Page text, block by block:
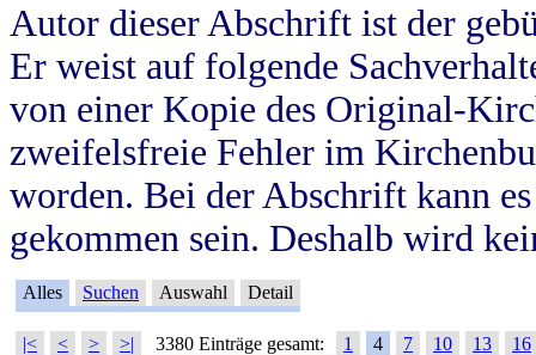
Autor dieser Abschrift ist der
Er weist auf folgende
von einer Kopie des Original-
zweifelsfreie Fehler im
worden. Bei der Abschrift kann
gekommen sein. Deshalb wird
Alles Suchen Auswahl Detail
|< < > >| 3380 Einträge gesamt: 1 4 7 10 13
16